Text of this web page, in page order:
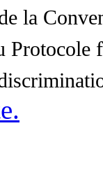
la
Protocole
.